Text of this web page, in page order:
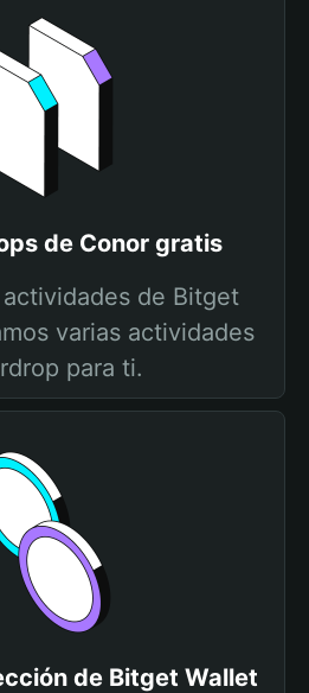
de Conor gratis
de Bitget
varias actividades
para ti.
de Bitget Wallet